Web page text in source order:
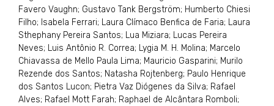
Favero Vaughn; Gustavo Tank Bergström; Humberto Chiesi
Filho; Isabela Ferrari; Laura Clímaco Benfica de Faria; Laura
Sthephany Pereira Santos; Lua Miziara; Lucas Pereira
Neves; Luis Antônio R. Correa; Lygia M. H. Molina; Marcelo
Chiavassa de Mello Paula Lima; Mauricio Gasparini; Murilo
Rezende dos Santos; Natasha Rojtenberg; Paulo Henrique
dos Santos Lucon; Pietra Vaz Diógenes da Silva; Rafael
Alves; Rafael Mott Farah; Raphael de Alcântara Romboli;